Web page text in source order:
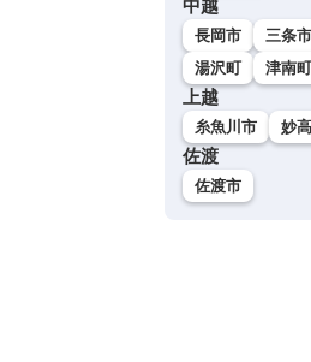
中越
長岡市 三条市
湯沢町
津南町
上越
糸魚川市 妙
佐渡
佐渡市